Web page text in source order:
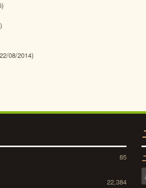
08/2014)
85
22,384